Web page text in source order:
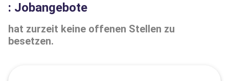
: Jobangebote
hat zurzeit keine offenen Stellen zu
besetzen.